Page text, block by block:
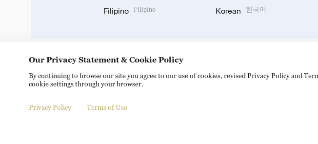
Filipino Filipino Korean 한국어
DOWNLOAD OUR APP
Our Privacy Statement & Cookie Policy
By continuing to browse our site you agree to our use of cookies, revised Privacy Policy and
cookie settings through your browser.
Privacy Policy Terms of Use